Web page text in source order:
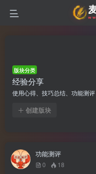
ww
版块分类
经验分享
使用心得、技巧总结、功能测评
创建版块
功能测评
0 18